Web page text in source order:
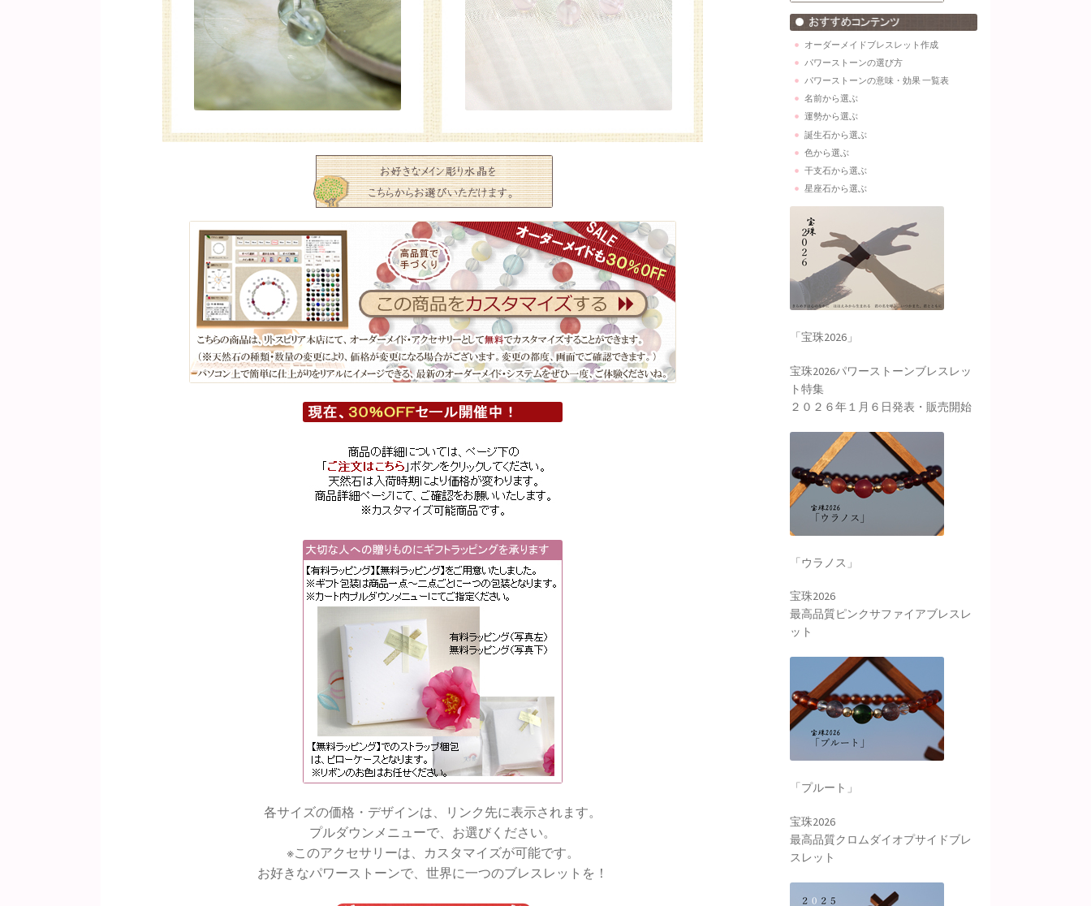
各サイズの価格・デザインは、リンク先に表示されます。
プルダウンメニューで、お選びください。
※このアクセサリーは、カスタマイズが可能です。
お好きなパワーストーンで、世界に一つのブレスレットを！
オーダーメイドブレスレット作成
パワーストーンの選び方
パワーストーンの意味・効果 一覧表
名前から選ぶ
運勢から選ぶ
誕生石から選ぶ
色から選ぶ
干支石から選ぶ
星座石から選ぶ
「宝珠2026」
宝珠2026パワーストーンブレスレッ
ト特集
２０２６年１月６日発表・販売開始
「ウラノス」
宝珠2026
最高品質ピンクサファイアブレスレ
ット
「プルート」
宝珠2026
最高品質クロムダイオプサイドブレ
スレット